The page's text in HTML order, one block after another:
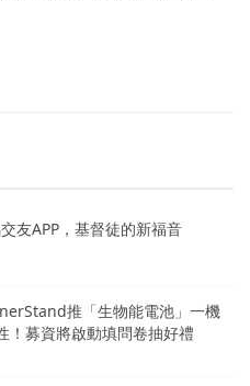
友APP，基督徒的新福音
推「生物能電池」一機
！募資將啟動填問卷抽好禮